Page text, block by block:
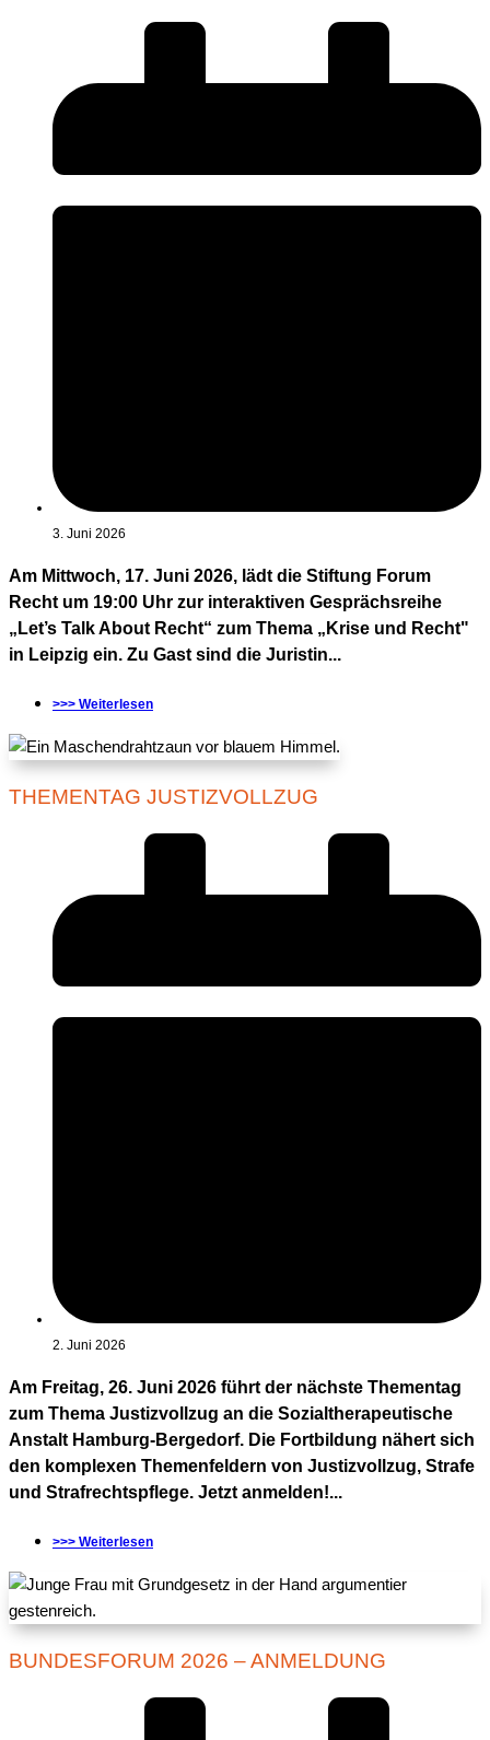
3. Juni 2026
Am Mittwoch, 17. Juni 2026, lädt die Stiftung Forum
Recht um 19:00 Uhr zur interaktiven Gesprächsreihe
„Let’s Talk About Recht“ zum Thema „Krise und Recht"
in Leipzig ein. Zu Gast sind die Juristin...
>>> Weiterlesen
THEMENTAG JUSTIZVOLLZUG
2. Juni 2026
Am Freitag, 26. Juni 2026 führt der nächste Thementag
zum Thema Justizvollzug an die Sozialtherapeutische
Anstalt Hamburg-Bergedorf. Die Fortbildung nähert sich
den komplexen Themenfeldern von Justizvollzug, Strafe
und Strafrechtspflege. Jetzt anmelden!...
>>> Weiterlesen
BUNDESFORUM 2026 – ANMELDUNG